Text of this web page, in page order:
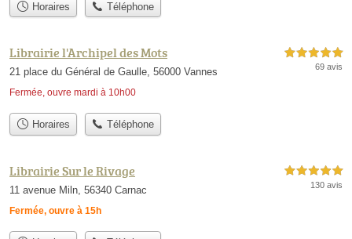
Horaires Téléphone
Librairie l'Archipel des Mots
21 place du Général de Gaulle, 56000 Vannes
Fermée, ouvre mardi à 10h00
5,0 étoiles sur 5
69 avis
Horaires Téléphone
Librairie Sur le Rivage
11 avenue Miln, 56340 Carnac
Fermée, ouvre à 15h
5,0 étoiles sur 5
130 avis